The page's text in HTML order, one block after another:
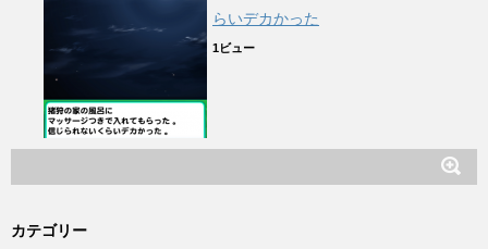
らいデカかった
1ビュー
カテゴリー